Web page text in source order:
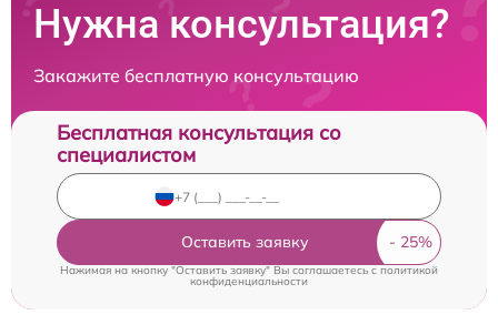
Нужна консультация?
Закажите бесплатную консультацию
Бесплатная консультация со
специалистом
Оставить заявку
Нажимая на кнопку "Оставить заявку" Вы соглашаетесь c политикой
конфиденциальности